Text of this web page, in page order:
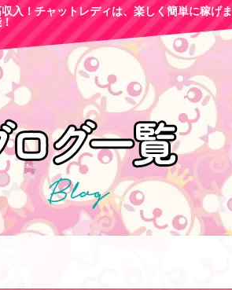
入！チャットレディは、楽しく簡単に稼げ